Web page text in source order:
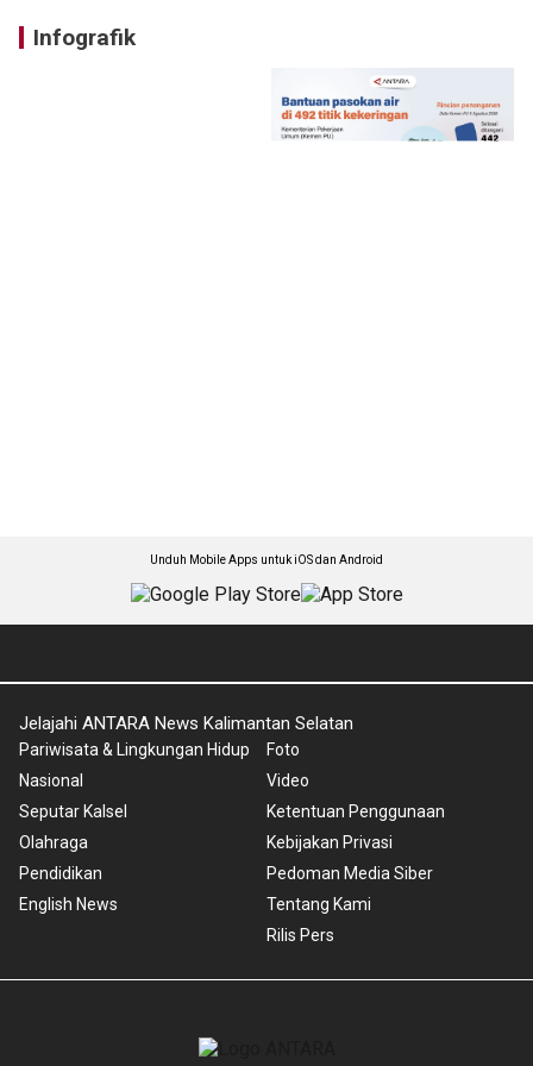
Infografik
Unduh Mobile Apps untuk iOS dan Android
Jelajahi ANTARA News Kalimantan Selatan
Pariwisata & Lingkungan Hidup
Nasional
Seputar Kalsel
Olahraga
Pendidikan
English News
Foto
Video
Ketentuan Penggunaan
Kebijakan Privasi
Pedoman Media Siber
Tentang Kami
Rilis Pers